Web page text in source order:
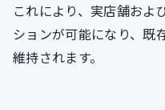
これにより、実店舗およ
ションが可能になり、既
維持されます。